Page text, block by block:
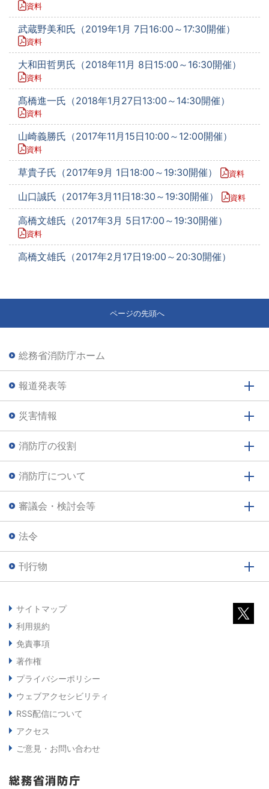
資料
武蔵野美和氏（2019年1月 7日16:00～17:30開催）
資料
大和田哲男氏（2018年11月 8日15:00～16:30開催）
資料
髙橋進一氏（2018年1月27日13:00～14:30開催）
資料
山崎義勝氏（2017年11月15日10:00～12:00開催）
資料
草貴子氏（2017年9月 1日18:00～19:30開催） 資料
山口誠氏（2017年3月11日18:30～19:30開催） 資料
高橋文雄氏（2017年3月 5日17:00～19:30開催）
資料
高橋文雄氏（2017年2月17日19:00～20:30開催）
ページの先頭へ
総務省消防庁ホーム
報道発表等
災害情報
消防庁の役割
消防庁について
審議会・検討会等
法令
刊行物
サイトマップ
利用規約
免責事項
著作権
プライバシーポリシー
ウェブアクセシビリティ
RSS配信について
アクセス
ご意見・お問い合わせ